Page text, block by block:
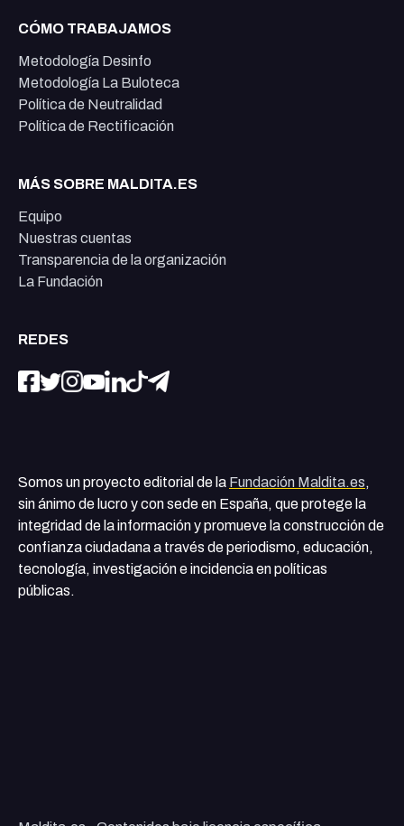
CÓMO TRABAJAMOS
Metodología Desinfo
Metodología La Buloteca
Política de Neutralidad
Política de Rectificación
MÁS SOBRE MALDITA.ES
Equipo
Nuestras cuentas
Transparencia de la organización
La Fundación
REDES
Somos un proyecto editorial de la Fundación Maldita.es,
sin ánimo de lucro y con sede en España, que protege la
integridad de la información y promueve la construcción de
confianza ciudadana a través de periodismo, educación,
tecnología, investigación e incidencia en políticas
públicas.